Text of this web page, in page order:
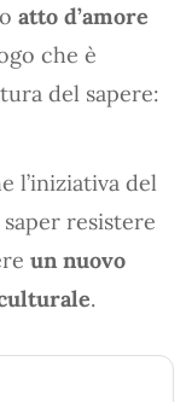
atto d’amore
che è
del sapere:
l’iniziativa del
resistere
un nuovo
.